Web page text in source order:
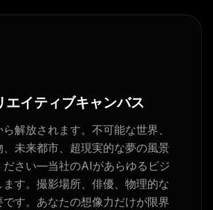
エイティブキャンバス
解放されます。不可能な世界、
未来都市、超現実的な夢の風景
ださい—当社のAIがあらゆるビジ
ます。撮影場所、俳優、物理的な
す。あなたの想像力だけが限界